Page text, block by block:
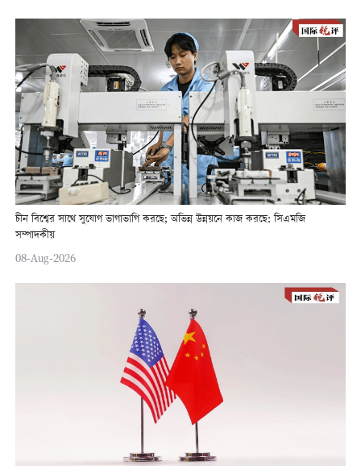
চীন বিশ্বের সাথে সুযোগ ভাগাভাগি করছে; অভিন্ন উন্নয়নে কাজ করছে: সিএমজি
সম্পাদকীয়
08-Aug-2026